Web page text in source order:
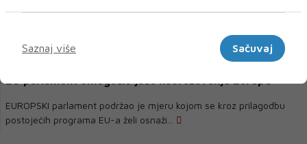
EUROPSKI parlament podržao je mjeru kojom se kroz prilagodbu
postojećih programa EU-a želi osnaži...
Saznaj više
Sačuvaj